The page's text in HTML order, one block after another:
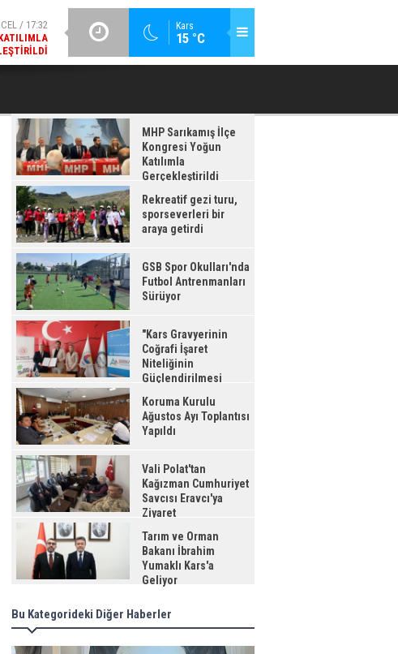
Kars
15 °C
/ 17:08
GETIRDI
GSB SPOR OKULLARI'NDA FUTBOL ANTRENMANLARI SÜRÜYOR
MHP Sarıkamış İlçe
Kongresi Yoğun
Katılımla
Gerçekleştirildi
Rekreatif gezi turu,
sporseverleri bir
araya getirdi
GSB Spor Okulları'nda
Futbol Antrenmanları
Sürüyor
"Kars Gravyerinin
Coğrafi İşaret
Niteliğinin
Güçlendirilmesi
Projesi"
Koruma Kurulu
Ağustos Ayı Toplantısı
Yapıldı
Vali Polat'tan
Kağızman Cumhuriyet
Savcısı Eravcı'ya
Ziyaret
Tarım ve Orman
Bakanı İbrahim
Yumaklı Kars'a
Geliyor
Bu Kategorideki Diğer Haberler